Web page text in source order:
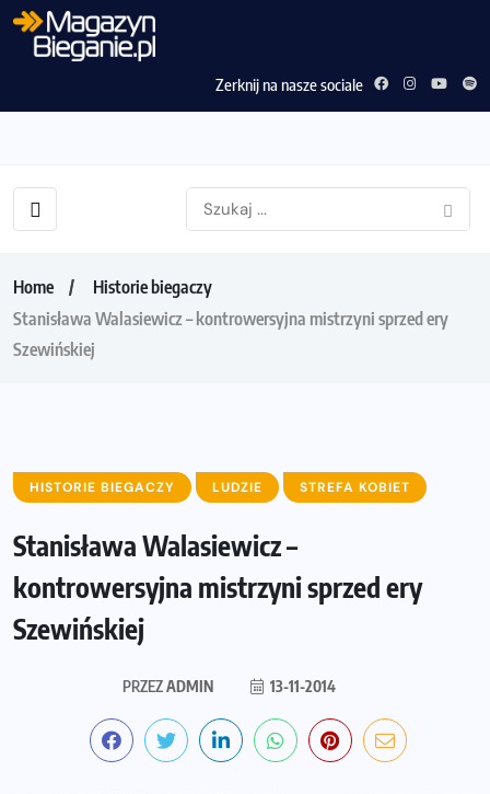
Zerknij na nasze sociale
Home
Historie biegaczy
Stanisława Walasiewicz – kontrowersyjna mistrzyni sprzed ery
Szewińskiej
HISTORIE BIEGACZY LUDZIE STREFA KOBIET
Stanisława Walasiewicz –
kontrowersyjna mistrzyni sprzed ery
Szewińskiej
PRZEZADMIN 13-11-2014